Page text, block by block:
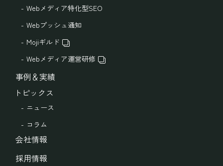
Webメディア特化型SEO
Webプッシュ通知
Mojiギルド
Webメディア運営研修
事例＆実績
トピックス
ニュース
コラム
会社情報
採用情報